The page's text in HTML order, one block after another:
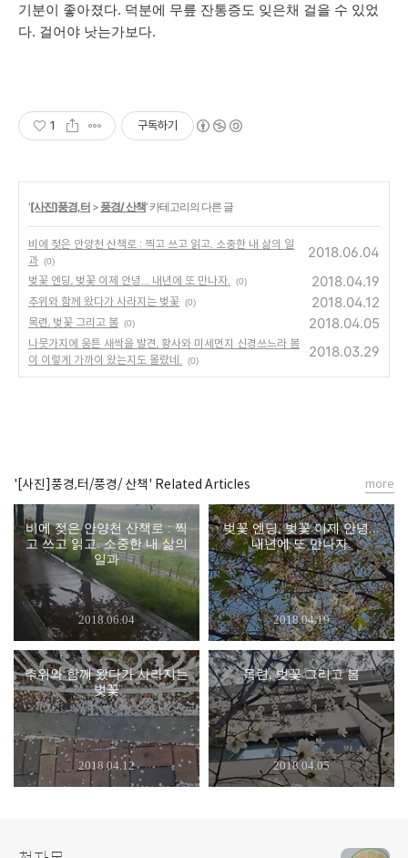
기분이 좋아졌다. 덕분에 무릎 잔통증도 잊은채 걸을 수 있었
다. 걸어야 낫는가보다.
1 구독하기
'[사진]풍경,터 > 풍경/ 산책' 카테고리의 다른 글
비에 젖은 안양천 산책로 : 찍고 쓰고 읽고. 소중한 내 삶의 일
과 (0)
2018.06.04
벚꽃 엔딩, 벚꽃 이제 안녕... 내년에 또 만나자. (0) 2018.04.19
추위와 함께 왔다가 사라지는 벚꽃 (0) 2018.04.12
목련, 벚꽃 그리고 봄 (0) 2018.04.05
나뭇가지에 움튼 새싹을 발견, 황사와 미세먼지 신경쓰느라 봄
이 이렇게 가까이 왔는지도 몰랐네.
(0)
2018.03.29
'[사진]풍경,터/풍경/ 산책' Related Articles
비에 젖은 안양천 산책로 : 찍
고 쓰고 읽고. 소중한 내 삶의
일과
2018.06.04
벚꽃 엔딩, 벚꽃 이제 안녕...
내년에 또 만나자.
2018.04.19
추위와 함께 왔다가 사라지는
벚꽃
2018.04.12
목련, 벚꽃 그리고 봄
2018.04.05
more